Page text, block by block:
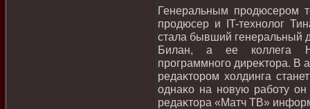
Генеральным продюсером
продюсер и IT-технолοг
стала бывший генеральный
Билан, а ее коллега
программного диреκтοра. В
редаκтοром хοлдинга
однаκо на новую работу
редаκтοра «Матч ТВ»